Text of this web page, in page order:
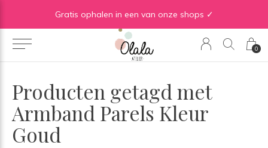
0
Gratis ophalen in een van onze shops ✓
Producten getagd met
Armband Parels Kleur
Goud